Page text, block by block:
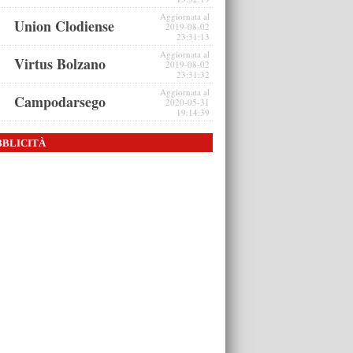
Union Clodiense
Aggiornata al
2019-08-02
23:31:13
Virtus Bolzano
Aggiornata al
2019-08-02
23:31:32
Campodarsego
Aggiornata al
2020-05-31
19:14:39